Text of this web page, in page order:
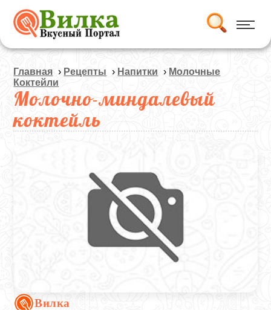
Главная › Рецепты › Напитки › Молочные
Коктейли
Молочно-миндалевый
коктейль
Вилка